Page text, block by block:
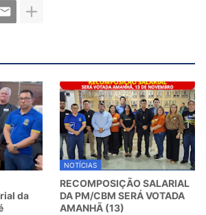
da
NOTÍCIAS
RECOMPOSIÇÃO SALARIAL
DA PM/CBM SERÁ VOTADA
AMANHÃ (13)